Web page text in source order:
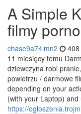
A Simple
filmy
chase9a74lmn2
11 miesięcy temu
dziewczyna robi
powietrzu / darmowe
depending on your
(with your Laptop)
https://